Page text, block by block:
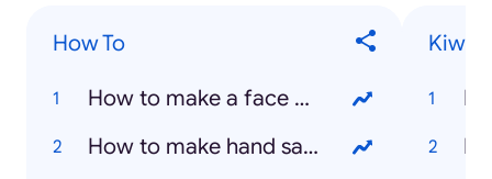
How To
How to make a face mask
How to make hand sanitizer
Kiwis